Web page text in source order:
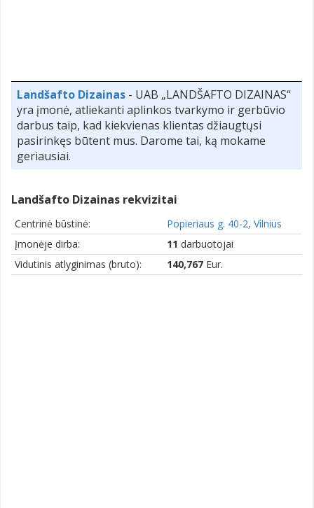
Landšafto Dizainas - UAB „LANDŠAFTO DIZAINAS“
yra įmonė, atliekanti aplinkos tvarkymo ir gerbūvio
darbus taip, kad kiekvienas klientas džiaugtųsi
pasirinkęs būtent mus. Darome tai, ką mokame
geriausiai.
Landšafto Dizainas rekvizitai
Centrinė būstinė:
Popieriaus g. 40-2, Vilnius
Įmonėje dirba:
11 darbuotojai
Vidutinis atlyginimas (bruto):
140,767 Eur.